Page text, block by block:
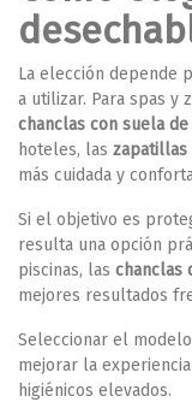
La elección depende
a utilizar. Para spas y
chanclas con suela de
hoteles, las zapatillas
más cuidada y
Si el objetivo es
resulta una opción
piscinas, las chanclas
mejores resultados
Seleccionar el
mejorar la
higiénicos elevados.